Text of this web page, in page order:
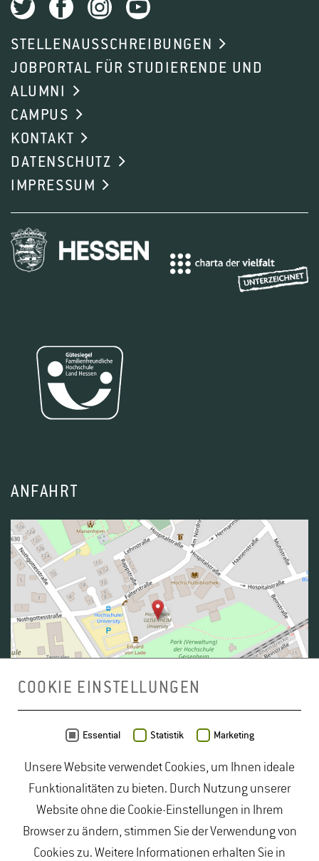
STELLENAUSSCHREIBUNGEN
JOBPORTAL FÜR STUDIERENDE UND
ALUMNI
CAMPUS
KONTAKT
DATENSCHUTZ
IMPRESSUM
ANFAHRT
OpenStreetMap- Veröffentlicht unterODbL
duales Studium Gartenbau| Gartenbau Studium|
Lebensmittelrecht Studium|Lebensmittelsicherheit
Studium| Naturschutz Studium|Oenologie
Studium| Studiengang Logistik|Studiengänge
COOKIE EINSTELLUNGEN
Essential Statistik Marketing
Unsere Website verwendet Cookies, um Ihnen ideale
Funktionalitäten zu bieten. Durch Nutzung unserer
Website ohne die Cookie-Einstellungen in Ihrem
Browser zu ändern, stimmen Sie der Verwendung von
Cookies zu. Weitere Informationen erhalten Sie in